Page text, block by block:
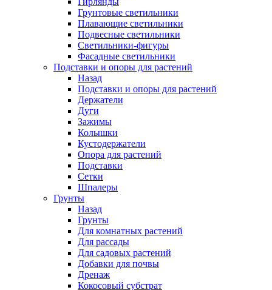
Грунтовые светильники
Плавающие светильники
Подвесные светильники
Светильники-фигуры
Фасадные светильники
Подставки и опоры для растений
Назад
Подставки и опоры для растений
Держатели
Дуги
Зажимы
Колышки
Кустодержатели
Опора для растений
Подставки
Сетки
Шпалеры
Грунты
Назад
Грунты
Для комнатных растений
Для рассады
Для садовых растений
Добавки для почвы
Дренаж
Кокосовый субстрат